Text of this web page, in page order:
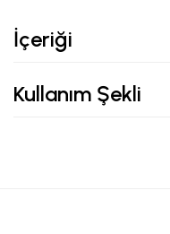
İçeriği
Kullanım Şekli